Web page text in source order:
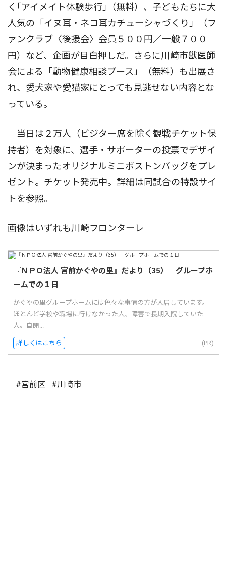
く｢アイメイト体験歩行｣（無料）、子どもたちに大
人気の「イヌ耳・ネコ耳カチューシャづくり」（フ
ァンクラブ〈後援会〉会員５００円／一般７００
円）など、企画が目白押しだ。さらに川崎市獣医師
会による「動物健康相談ブース」（無料）も出展さ
れ、愛犬家や愛猫家にとっても見逃せない内容とな
っている。
当日は２万人（ビジター席を除く観戦チケット保
持者）を対象に、選手・サポーターの投票でデザイ
ンが決まったオリジナルミニボストンバッグをプレ
ゼント。チケット発売中。詳細は同試合の特設サイ
トを参照。
画像はいずれも川崎フロンターレ
『ＮＰＯ法人 宮前かぐやの里』だより（35） グループホ
ームでの１日
かぐやの里グループホームには色々な事情の方が入居しています。
ほとんど学校や職場に行けなかった人、障害で長期入院していた
人。自閉...
詳しくはこちら (PR)
#宮前区 #川崎市